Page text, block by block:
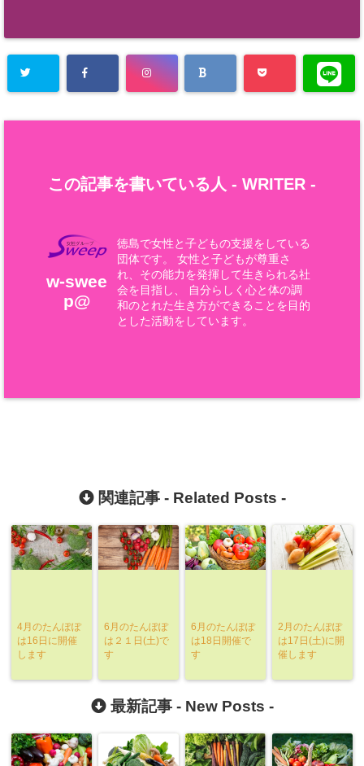
この記事を書いている人 - WRITER -
w-swee
p@
徳島で女性と子どもの支援をしている
団体です。 女性と子どもが尊重さ
れ、その能力を発揮して生きられる社
会を目指し、 自分らしく心と体の調
和のとれた生き方ができることを目的
とした活動をしています。
関連記事 - Related Posts -
4月のたんぽぽ
は16日に開催
します
6月のたんぽぽ
は２１日(土)で
す
6月のたんぽぽ
は18日開催で
す
2月のたんぽぽ
は17日(土)に開
催します
最新記事 - New Posts -